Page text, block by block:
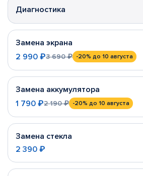
Диагностика
Замена экрана
2 990 ₽3 690 ₽ -20% до 10 августа
Замена аккумулятора
1 790 ₽2 190 ₽ -20% до 10 августа
Замена стекла
2 390 ₽